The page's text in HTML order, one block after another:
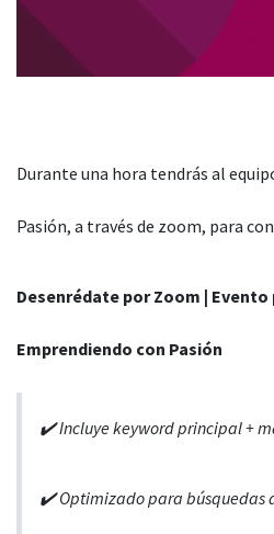
Durante una hora tendrás al
Pasión, a través de zoom, para
Desenrédate por Zoom |
Emprendiendo con Pasión
✔️ Incluye keyword principal +
✔️ Optimizado para búsquedas